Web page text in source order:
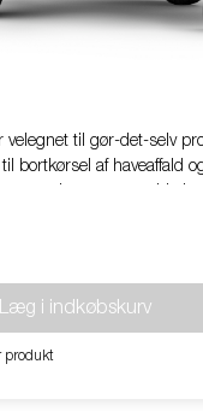
velegnet til gør-det-selv
bortkørsel af haveaffald
trækvange, som
kan let opbevares
Læg i indkøbskurv
produkt